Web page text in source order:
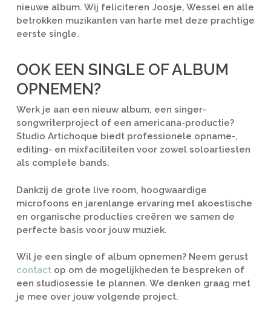
nieuwe album. Wij feliciteren Joosje, Wessel en alle
betrokken muzikanten van harte met deze prachtige
eerste single.
OOK EEN SINGLE OF ALBUM
OPNEMEN?
Werk je aan een nieuw album, een singer-
songwriterproject of een americana-productie?
Studio Artichoque biedt professionele opname-,
editing- en mixfaciliteiten voor zowel soloartiesten
als complete bands.
Dankzij de grote live room, hoogwaardige
microfoons en jarenlange ervaring met akoestische
en organische producties creëren we samen de
perfecte basis voor jouw muziek.
Wil je een single of album opnemen? Neem gerust
contactop om de mogelijkheden te bespreken of
een studiosessie te plannen. We denken graag met
je mee over jouw volgende project.